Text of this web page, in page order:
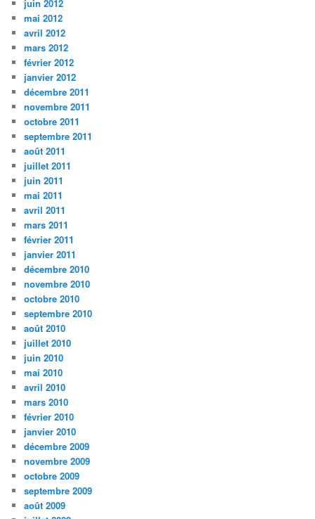
juin 2012
mai 2012
avril 2012
mars 2012
février 2012
janvier 2012
décembre 2011
novembre 2011
octobre 2011
septembre 2011
août 2011
juillet 2011
juin 2011
mai 2011
avril 2011
mars 2011
février 2011
janvier 2011
décembre 2010
novembre 2010
octobre 2010
septembre 2010
août 2010
juillet 2010
juin 2010
mai 2010
avril 2010
mars 2010
février 2010
janvier 2010
décembre 2009
novembre 2009
octobre 2009
septembre 2009
août 2009